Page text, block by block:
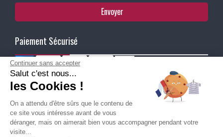
Envoyer
Paiement Sécurisé
Ma Livraison
Continuer sans accepter
Salut c'est nous...
les Cookies !
On a attendu d'être sûrs que le contenu de
ce site vous intéresse avant de vous
déranger, mais on aimerait bien vous accompagner pendant votre
visite...